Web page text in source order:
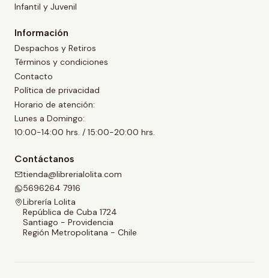
Infantil y Juvenil
Información
Despachos y Retiros
Términos y condiciones
Contacto
Política de privacidad
Horario de atención:
Lunes a Domingo:
10:00-14:00 hrs. / 15:00-20:00 hrs.
Contáctanos
tienda@librerialolita.com
5696264 7916
Librería Lolita
República de Cuba 1724
Santiago - Providencia
Región Metropolitana - Chile